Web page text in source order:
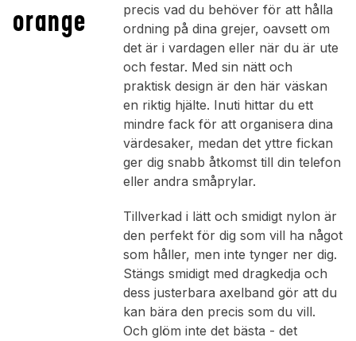
orange
precis vad du behöver för att hålla
ordning på dina grejer, oavsett om
det är i vardagen eller när du är ute
och festar. Med sin nätt och
praktisk design är den här väskan
en riktig hjälte. Inuti hittar du ett
mindre fack för att organisera dina
värdesaker, medan det yttre fickan
ger dig snabb åtkomst till din telefon
eller andra småprylar.
Tillverkad i lätt och smidigt nylon är
den perfekt för dig som vill ha något
som håller, men inte tynger ner dig.
Stängs smidigt med dragkedja och
dess justerbara axelband gör att du
kan bära den precis som du vill.
Och glöm inte det bästa - det